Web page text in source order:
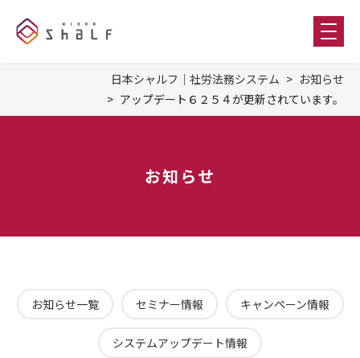
日本シャルフ｜社労法務システム
お知らせ
アップデート６２５４が更新されています。
お知らせ
お知らせ一覧 セミナー情報 キャンペーン情報
システムアップデート情報